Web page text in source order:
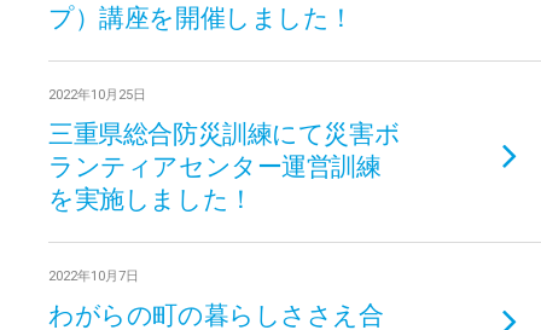
プ）講座を開催しました！
2022年10月25日
三重県総合防災訓練にて災害ボ
ランティアセンター運営訓練
を実施しました！
2022年10月7日
わがらの町の暮らしささえ合